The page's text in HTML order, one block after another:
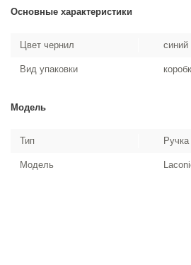
Основные характеристики
Цвет чернил синий
Вид упаковки
Модель
Тип Ручка
Модель